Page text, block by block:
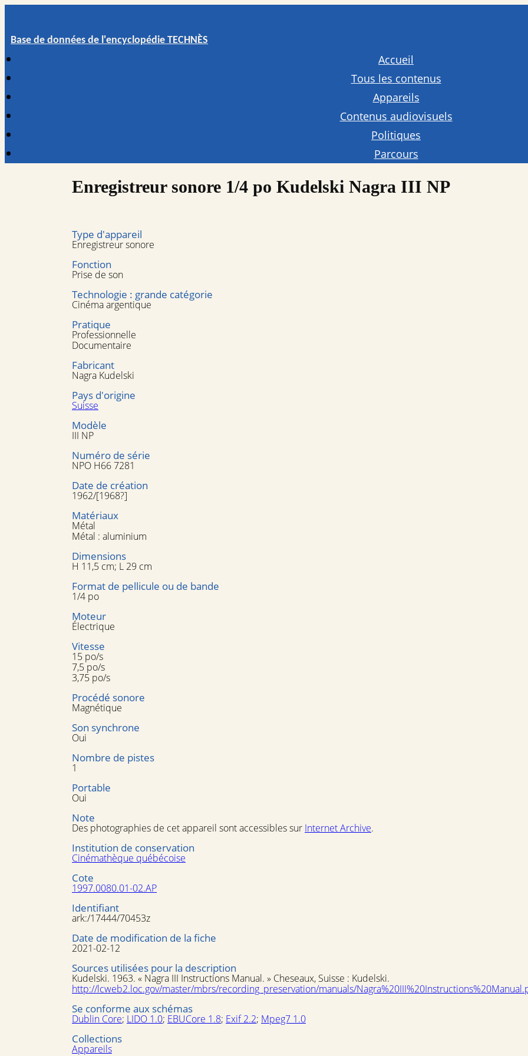
Base de données de l'encyclopédie TECHNÈS
Accueil
Tous les contenus
Appareils
Contenus audiovisuels
Politiques
Parcours
Enregistreur sonore 1/4 po Kudelski Nagra III NP
Type d'appareil
Enregistreur sonore
Fonction
Prise de son
Technologie : grande catégorie
Cinéma argentique
Pratique
Professionnelle
Documentaire
Fabricant
Nagra Kudelski
Pays d'origine
Suisse
Modèle
III NP
Numéro de série
NPO H66 7281
Date de création
1962/[1968?]
Matériaux
Métal
Métal : aluminium
Dimensions
H 11,5 cm; L 29 cm
Format de pellicule ou de bande
1/4 po
Moteur
Électrique
Vitesse
15 po/s
7,5 po/s
3,75 po/s
Procédé sonore
Magnétique
Son synchrone
Oui
Nombre de pistes
1
Portable
Oui
Note
Des photographies de cet appareil sont accessibles sur Internet Archive.
Institution de conservation
Cinémathèque québécoise
Cote
1997.0080.01-02.AP
Identifiant
ark:/17444/70453z
Date de modification de la fiche
2021-02-12
Sources utilisées pour la description
Kudelski. 1963. « Nagra III Instructions Manual. » Cheseaux, Suisse : Kudelski.
http://lcweb2.loc.gov/master/mbrs/recording_preservation/manuals/
Se conforme aux schémas
Dublin Core; LIDO 1.0; EBUCore 1.8; Exif 2.2; Mpeg7 1.0
Collections
Appareils